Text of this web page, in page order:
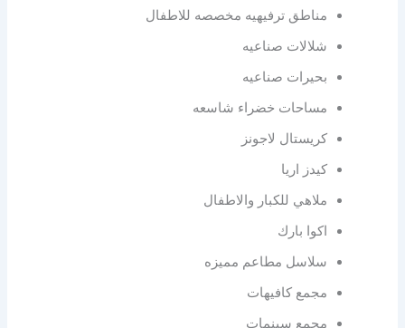
مناطق ترفيهيه مخصصه للاطفال
شلالات صناعيه
بحيرات صناعيه
مساحات خضراء شاسعه
كريستال لاجونز
كيدز اريا
ملاهي للكبار والاطفال
اكوا بارك
سلاسل مطاعم مميزه
مجمع كافيهات
مجمع سينمات